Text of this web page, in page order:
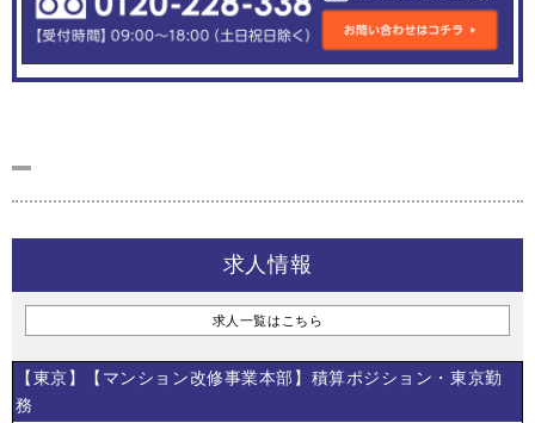
求人情報
求人一覧はこちら
【東京】【マンション改修事業本部】積算ポジション・東京勤
務